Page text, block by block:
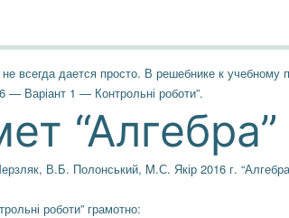
всегда дается просто. В решебнике к
— Варіант 1 — Контрольні роботи”.
В.Б. Полонський, M.С. Якір 2016 г.
роботи” грамотно: